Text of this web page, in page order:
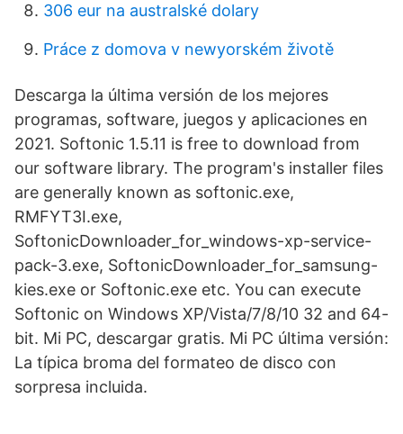
306 eur na australské dolary
Práce z domova v newyorském životě
Descarga la última versión de los mejores
programas, software, juegos y aplicaciones en
2021. Softonic 1.5.11 is free to download from
our software library. The program's installer files
are generally known as softonic.exe,
RMFYT3I.exe,
SoftonicDownloader_for_windows-xp-service-
pack-3.exe, SoftonicDownloader_for_samsung-
kies.exe or Softonic.exe etc. You can execute
Softonic on Windows XP/Vista/7/8/10 32 and 64-
bit. Mi PC, descargar gratis. Mi PC última versión:
La típica broma del formateo de disco con
sorpresa incluida.